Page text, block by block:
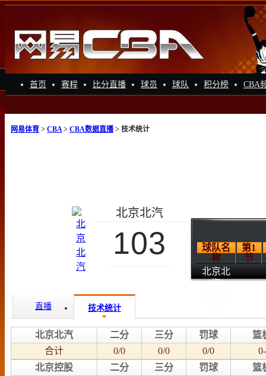
首页 赛程 比分直播 球员 球队 积分榜 CBA
网易体育 > CBA> CBA数据直播> 技术统计
北京北汽
103
球队名
称
第1
节
北京北
汽
直播 技术统计
北京北汽 二分 三分 罚球
篮
合计
0/0 0/0 0/0
北京控股
二分 三分 罚球
篮